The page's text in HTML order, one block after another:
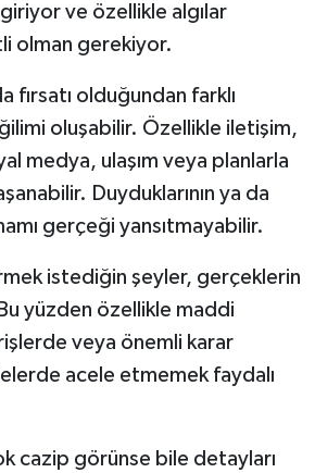
ve özellikle algılar
olman gerekiyor.
fırsatı olduğundan farklı
oluşabilir. Özellikle iletişim,
medya, ulaşım veya planlarla
Duyduklarının ya da
gerçeği yansıtmayabilir.
istediğin şeyler, gerçeklerin
yüzden özellikle maddi
veya önemli karar
acele etmemek faydalı
cazip görünse bile detayları